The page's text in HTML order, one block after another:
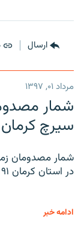
ارسال
مرداد ۰۱, ۱۳۹۷
شمار
سیرچ کرمان ۹۱ نفر اعلام شد
شمار مصدومان
در استان کرمان ۹۱ نفر اعلام شد.
ادامه خبر